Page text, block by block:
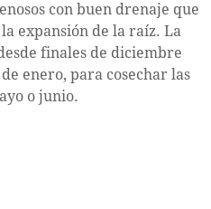
con buen drenaje que
expansión de la raíz. La
finales de diciembre
enero, para cosechar las
o junio.